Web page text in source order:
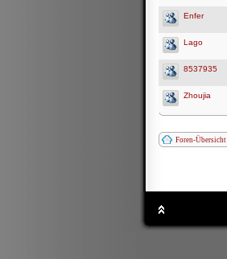
Enfer
Lago
8537935
Zhoujia
Foren-Übersicht